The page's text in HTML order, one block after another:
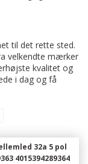
til det rette sted.
velkendte mærker
kvalitet og
i dag og få
32a 5 pol
4015394289364